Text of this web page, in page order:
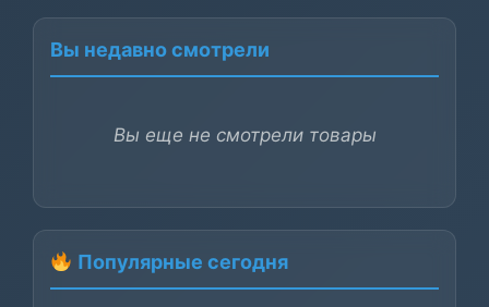
Вы недавно смотрели
Вы еще не смотрели товары
Популярные сегодня